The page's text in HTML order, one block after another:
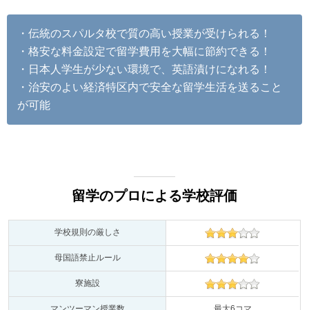
・伝統のスパルタ校で質の高い授業が受けられる！
・格安な料金設定で留学費用を大幅に節約できる！
・日本人学生が少ない環境で、英語漬けになれる！
・治安のよい経済特区内で安全な留学生活を送ること
が可能
留学のプロによる学校評価
学校規則の厳しさ
母国語禁止ルール
寮施設